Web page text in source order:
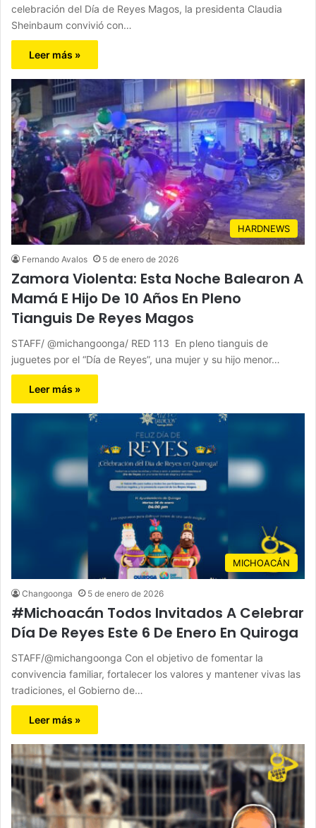
celebración del Día de Reyes Magos, la presidenta Claudia
Sheinbaum convivió con…
Leer más »
HARDNEWS
Fernando Avalos 5 de enero de 2026
Zamora Violenta: Esta Noche Balearon A
Mamá E Hijo De 10 Años En Pleno
Tianguis De Reyes Magos
STAFF/ @michangoonga/ RED 113 En pleno tianguis de
juguetes por el “Día de Reyes”, una mujer y su hijo menor…
Leer más »
MICHOACÁN
Changoonga 5 de enero de 2026
#Michoacán Todos Invitados A Celebrar
Día De Reyes Este 6 De Enero En Quiroga
STAFF/@michangoonga Con el objetivo de fomentar la
convivencia familiar, fortalecer los valores y mantener vivas las
tradiciones, el Gobierno de…
Leer más »